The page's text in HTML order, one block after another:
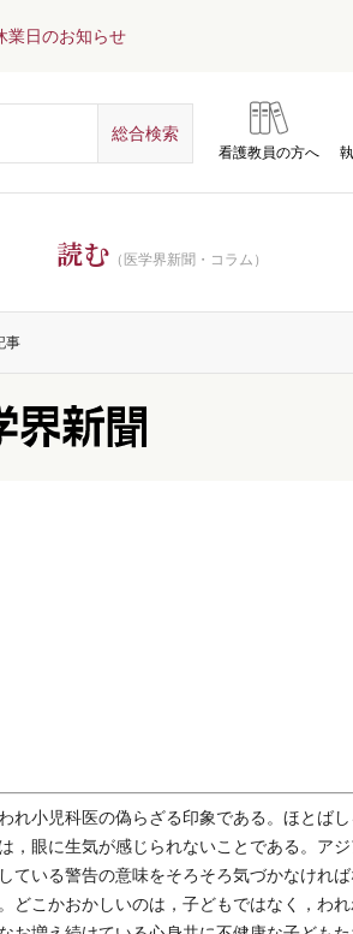
業日のお知らせ
看護教員の方へ
読む （医学界新聞・コラム）
事
小児科医の偽らざる印象である。ほとば
，眼に生気が感じられないことである。ア
いる警告の意味をそろそろ気づかなければ
こかおかしいのは，子どもではなく，われ